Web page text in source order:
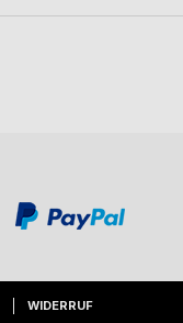
WIDERRUF